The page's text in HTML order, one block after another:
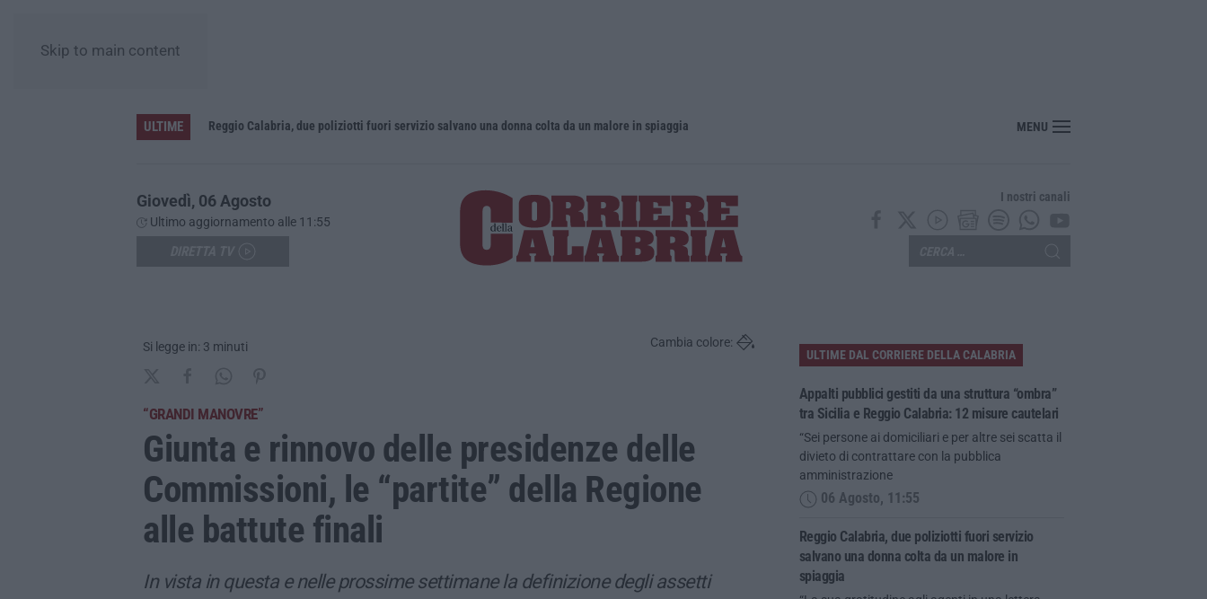
Skip to main content
ULTIME
Appalti pubblici gestiti da una struttura “ombra” tra Sicilia e Reggio Calabria: 12 misure cautelari Reggio Calabria, due poliziotti fuori servizio salvano una donna colta da un malore in spiaggia Musica in lutto, morto a 86 anni il cantautore Francesco Guccini
MENU
Giovedì, 06 Agosto
Ultimo aggiornamento alle 11:55
I nostri canali
Si legge in: 3 minuti Cambia colore:
“GRANDI MANOVRE”
Giunta e rinnovo delle presidenze delle
Commissioni, le “partite” della Regione
alle battute finali
In vista in questa e nelle prossime settimane la definizione degli assetti
ULTIME DAL CORRIERE DELLA CALABRIA
Appalti pubblici gestiti da una struttura “ombra”
tra Sicilia e Reggio Calabria: 12 misure cautelari
“Sei persone ai domiciliari e per altre sei scatta il
divieto di contrattare con la pubblica
amministrazione
06 Agosto, 11:55
Reggio Calabria, due poliziotti fuori servizio
salvano una donna colta da un malore in
spiaggia